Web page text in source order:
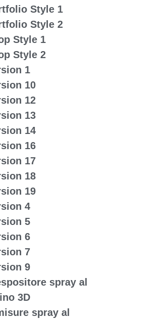
Style 1
Style 2
Style 1
Style 2
1
10
12
13
14
16
17
18
19
4
5
6
7
9
spray al
3D
spray al